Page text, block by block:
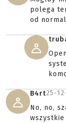
polega
od
B4rt25-
No, no,